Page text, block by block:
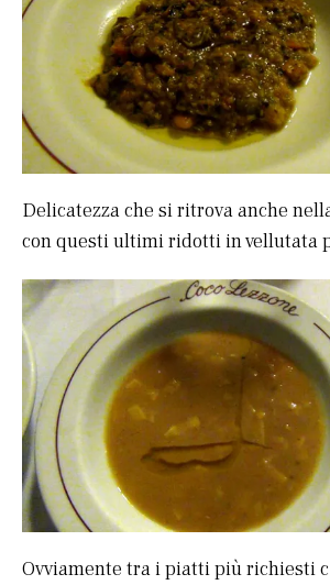
Delicatezza che si ritrova anche
con questi ultimi ridotti in vellutata
Ovviamente tra i piatti più richiesti